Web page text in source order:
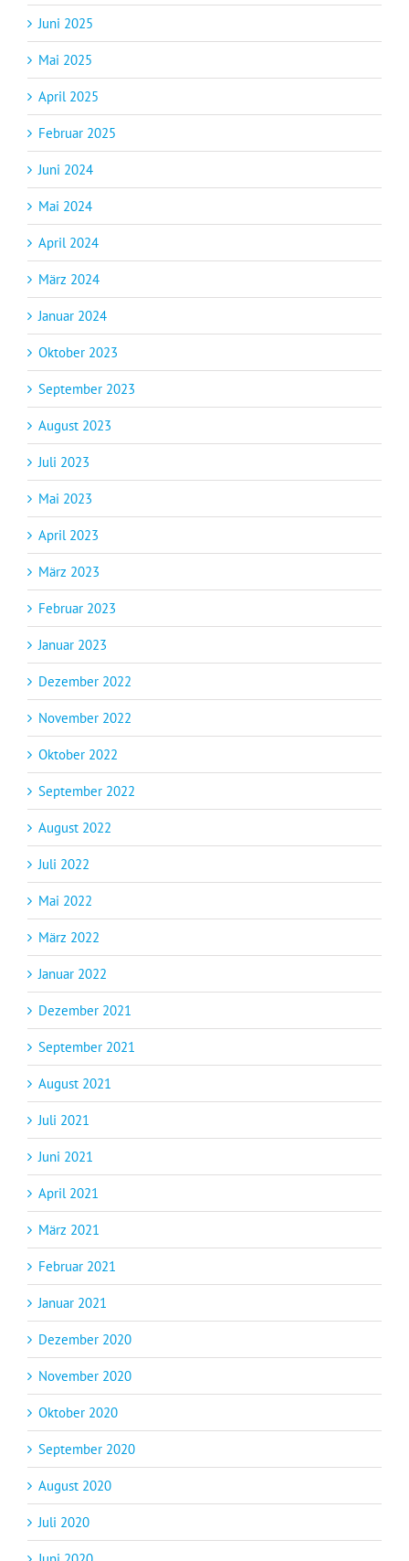
Juni 2025
Mai 2025
April 2025
Februar 2025
Juni 2024
Mai 2024
April 2024
März 2024
Januar 2024
Oktober 2023
September 2023
August 2023
Juli 2023
Mai 2023
April 2023
März 2023
Februar 2023
Januar 2023
Dezember 2022
November 2022
Oktober 2022
September 2022
August 2022
Juli 2022
Mai 2022
März 2022
Januar 2022
Dezember 2021
September 2021
August 2021
Juli 2021
Juni 2021
April 2021
März 2021
Februar 2021
Januar 2021
Dezember 2020
November 2020
Oktober 2020
September 2020
August 2020
Juli 2020